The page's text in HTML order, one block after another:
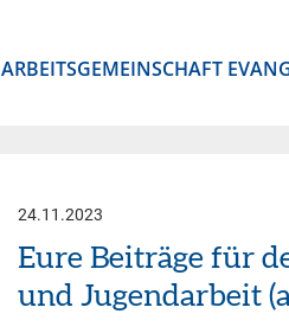
ARBEITSGEMEINSCHAFT
24.11.2023
Eure Beiträge für
und Jugendarbeit